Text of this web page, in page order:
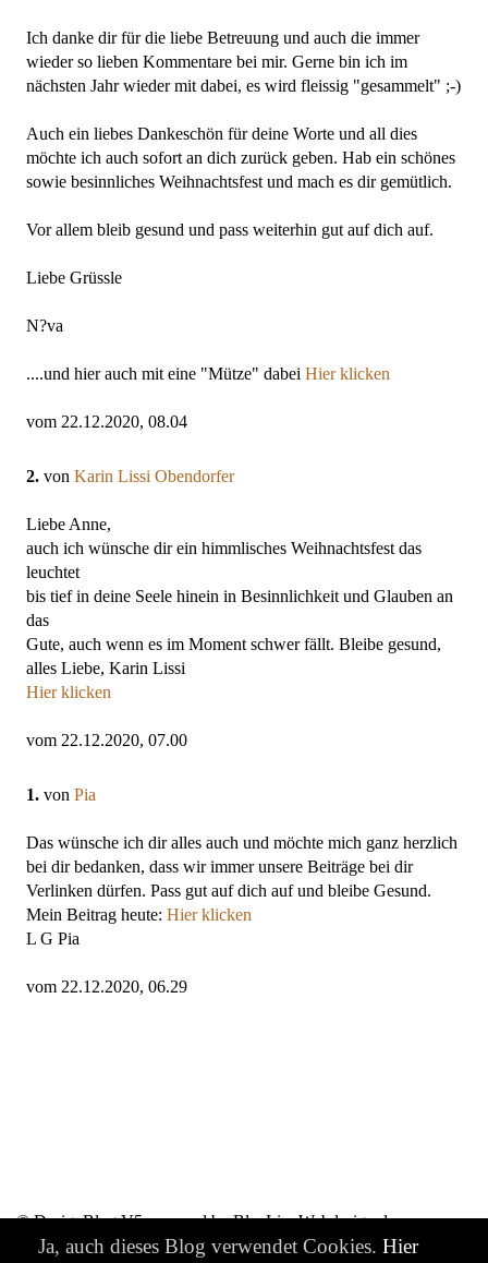
Ich danke dir für die liebe Betreuung und auch die immer
wieder so lieben Kommentare bei mir. Gerne bin ich im
nächsten Jahr wieder mit dabei, es wird fleissig "gesammelt" ;-)
Auch ein liebes Dankeschön für deine Worte und all dies
möchte ich auch sofort an dich zurück geben. Hab ein schönes
sowie besinnliches Weihnachtsfest und mach es dir gemütlich.
Vor allem bleib gesund und pass weiterhin gut auf dich auf.
Liebe Grüssle
N?va
....und hier auch mit eine "Mütze" dabei Hier klicken
vom 22.12.2020, 08.04
2. von Karin Lissi Obendorfer
Liebe Anne,
auch ich wünsche dir ein himmlisches Weihnachtsfest das
leuchtet
bis tief in deine Seele hinein in Besinnlichkeit und Glauben an
das
Gute, auch wenn es im Moment schwer fällt. Bleibe gesund,
alles Liebe, Karin Lissi
Hier klicken
vom 22.12.2020, 07.00
1. von Pia
Das wünsche ich dir alles auch und möchte mich ganz herzlich
bei dir bedanken, dass wir immer unsere Beiträge bei dir
Verlinken dürfen. Pass gut auf dich auf und bleibe Gesund.
Mein Beitrag heute: Hier klicken
L G Pia
vom 22.12.2020, 06.29
© DesignBlog V5 powered by BlueLionWebdesign.de
Ja, auch dieses Blog verwendet Cookies. Hier